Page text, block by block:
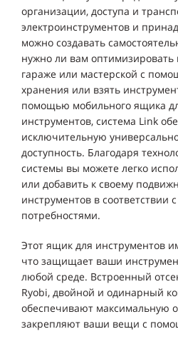
организации, доступа и
электроинструментов и
можно создавать
нужно ли вам оптимизировать
гараже или мастерской с
хранения или взять
помощью мобильного ящика
инструментов, система Link
исключительную
доступность. Благодаря
системы вы можете легко
или добавить к своему
инструментов в соответствии
потребностями.
Этот ящик для инструментов
что защищает ваши
любой среде. Встроенный
Ryobi, двойной и одинарный
обеспечивают максимальную
закрепляют ваши вещи с